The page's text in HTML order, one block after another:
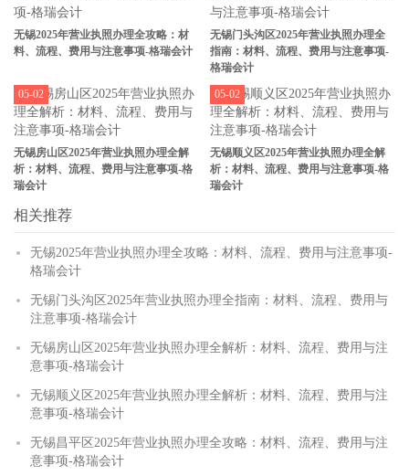
无锡2025年营业执照办理全攻略：材
料、流程、费用与注意事项-格瑞会计
无锡门头沟区2025年营业执照办理全
指南：材料、流程、费用与注意事项-
格瑞会计
无锡房山区2025年营业执照办理全解
析：材料、流程、费用与注意事项-格
瑞会计
05-02
无锡顺义区2025年营业执照办理全解
析：材料、流程、费用与注意事项-格
瑞会计
05-02
相关推荐
无锡2025年营业执照办理全攻略：材料、流程、费用与注意事项-
格瑞会计
无锡门头沟区2025年营业执照办理全指南：材料、流程、费用与
注意事项-格瑞会计
无锡房山区2025年营业执照办理全解析：材料、流程、费用与注
意事项-格瑞会计
无锡顺义区2025年营业执照办理全解析：材料、流程、费用与注
意事项-格瑞会计
无锡昌平区2025年营业执照办理全攻略：材料、流程、费用与注
意事项-格瑞会计